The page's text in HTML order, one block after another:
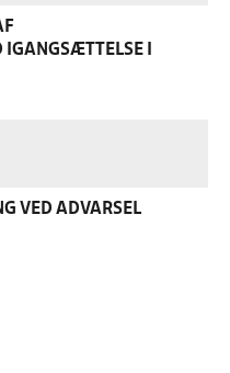
IGANGSÆTTELSE I
VED ADVARSEL